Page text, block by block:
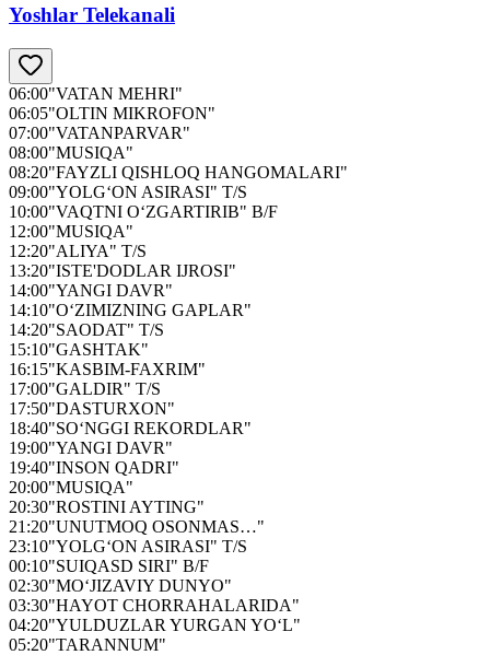
Yoshlar Telekanali
06:00"VATAN MEHRI"
06:05"OLTIN MIKROFON"
07:00"VATANPARVAR"
08:00"MUSIQA"
08:20"FAYZLI QISHLOQ HANGOMALARI"
09:00"YOLG‘ON ASIRASI" T/S
10:00"VAQTNI O‘ZGARTIRIB" B/F
12:00"MUSIQA"
12:20"ALIYA" T/S
13:20"ISTE'DODLAR IJROSI"
14:00"YANGI DAVR"
14:10"O‘ZIMIZNING GAPLAR"
14:20"SAODAT" T/S
15:10"GASHTAK"
16:15"KASBIM-FAXRIM"
17:00"GALDIR" T/S
17:50"DASTURXON"
18:40"SO‘NGGI REKORDLAR"
19:00"YANGI DAVR"
19:40"INSON QADRI"
20:00"MUSIQA"
20:30"ROSTINI AYTING"
21:20"UNUTMOQ OSONMAS…"
23:10"YOLG‘ON ASIRASI" T/S
00:10"SUIQASD SIRI" B/F
02:30"MO‘JIZAVIY DUNYO"
03:30"HAYOT CHORRAHALARIDA"
04:20"YULDUZLAR YURGAN YO‘L"
05:20"TARANNUM"